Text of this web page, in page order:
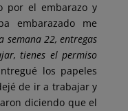
por el embarazo y
embarazado me
semana 22, entregas
tienes el permiso
los papeles
de ir a trabajar y
diciendo que el